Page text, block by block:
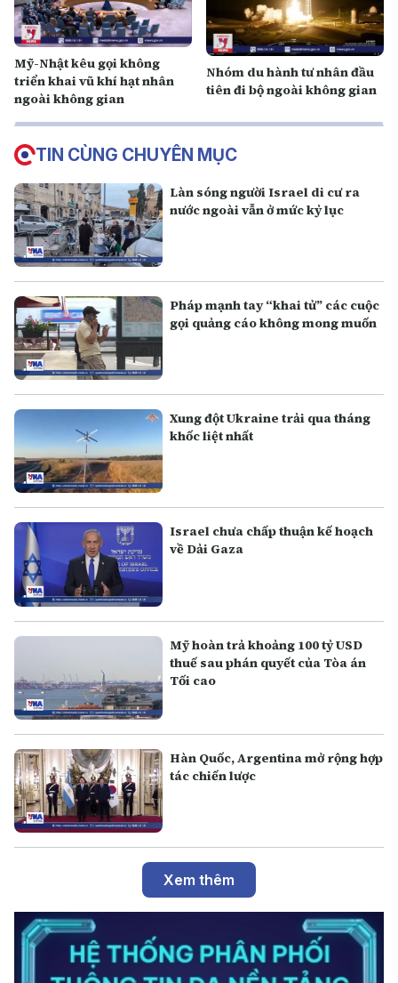
Mỹ-Nhật kêu gọi không
triển khai vũ khí hạt nhân
ngoài không gian
Nhóm du hành tư nhân đầu
tiên đi bộ ngoài không gian
TIN CÙNG CHUYÊN MỤC
Làn sóng người Israel di cư ra
nước ngoài vẫn ở mức kỷ lục
Pháp mạnh tay “khai tử” các cuộc
gọi quảng cáo không mong muốn
Xung đột Ukraine trải qua tháng
khốc liệt nhất
Israel chưa chấp thuận kế hoạch
về Dải Gaza
Mỹ hoàn trả khoảng 100 tỷ USD
thuế sau phán quyết của Tòa án
Tối cao
Hàn Quốc, Argentina mở rộng hợp
tác chiến lược
Xem thêm